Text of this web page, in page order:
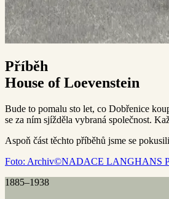
Příběh
House of Loevenstein
Bude to pomalu sto let, co Dobřenice
se za ním sjížděla vybraná společnost.
Aspoň část těchto příběhů jsme se
Foto: Archiv©NADACE LANGHANS
1885–1938